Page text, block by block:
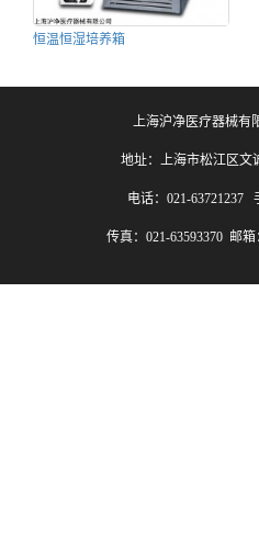
恒温恒湿培养箱
上海沪净医疗器械
地址：上海市松江区文
电话：021-63721237
传真：021-63593370 邮箱